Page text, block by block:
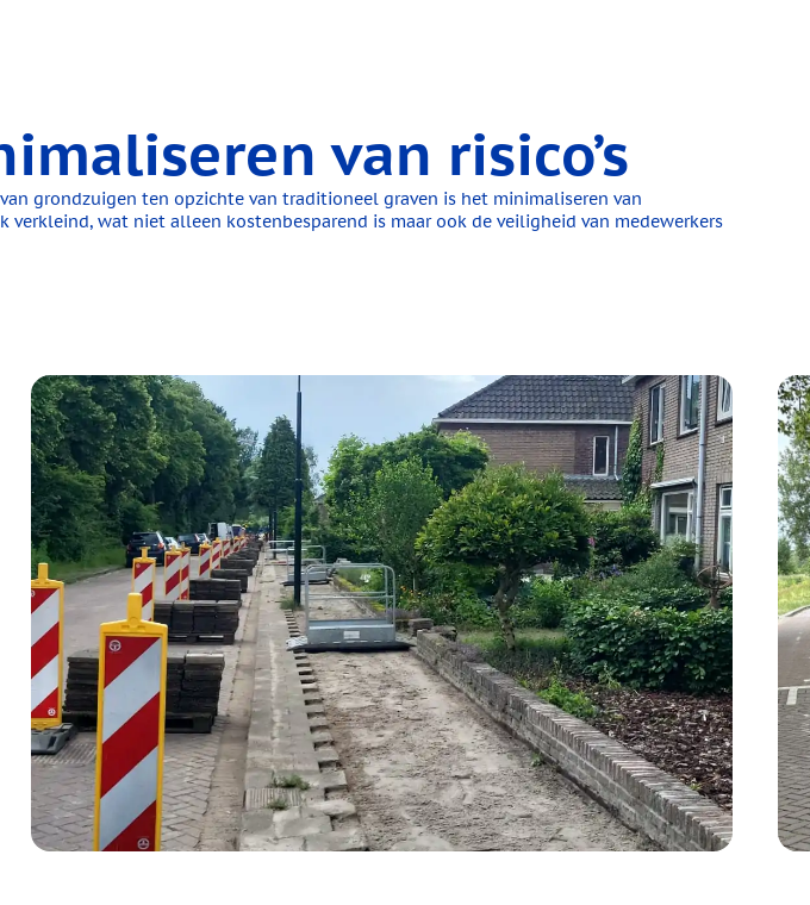
van risico’s
grondzuigen ten opzichte van traditioneel graven is het minimaliseren van
wat niet alleen kostenbesparend is maar ook de veiligheid van medewerkers